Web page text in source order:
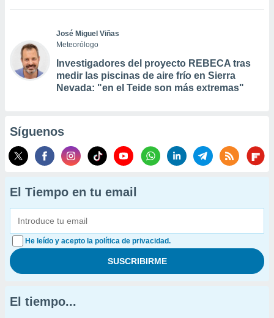
José Miguel Viñas
Meteorólogo
Investigadores del proyecto REBECA tras
medir las piscinas de aire frío en Sierra
Nevada: "en el Teide son más extremas"
Síguenos
El Tiempo en tu email
He leído y acepto la política de privacidad.
El tiempo...